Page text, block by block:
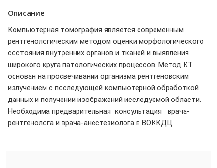
Описание
Компьютерная томография является современным
рентгенологическим методом оценки морфологического
состояния внутренних органов и тканей и выявления
широкого круга патологических процессов. Метод КТ
основан на просвечивании организма рентгеновским
излучением с последующей компьютерной обработкой
данных и получении изображений исследуемой области.
Необходима предварительная консультация врача-
рентгенолога и врача-анестезиолога в ВОККДЦ.